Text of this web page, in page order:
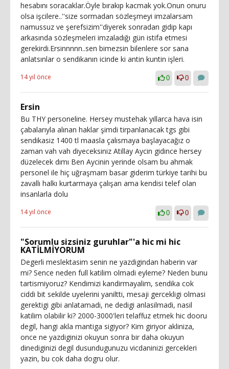
hesabını soracaklar.Öyle bırakıp kacmak yok.Onun onuru
olsa işcilere..''size sormadan sözleşmeyi imzalarsam
namussuz ve şerefsizim''diyerek sonradan gidip kapı
arkasında sözleşmeleri imzaladığı gün istifa etmesi
gerekirdi.Ersinnnnn..sen bimezsin bilenlere sor sana
anlatsınlar o sendikanın icinde ki antin kuntin işleri.
14 yıl önce 0 0
Ersin
Bu THY personeline. Hersey mustehak yıllarca hava isin
çabalarıyla alınan haklar şimdi tirpanlanacak tgs gibi
sendikasiz 1400 tl maasla çalısmaya başlayacağız o
zaman vah vah diyeceksiniz Atillay Aycin gidince hersey
düzelecek dımı Ben Aycinin yerinde olsam bu ahmak
personel ile hiç uğraşmam basar giderim türkiye tarihi bu
zavallı halkı kurtarmaya çalışan ama kendisi telef olan
insanlarla dolu
14 yıl önce 0 0
"Sorumlu sizsiniz guruhlar"'a hic mi hic
KATİLMİYORUM
Degerli meslektasim senin ne yazdigindan haberin var
mi? Sence neden full katilim olmadi eyleme? Neden bunu
tartismiyoruz? Kendimizi kandirmayalim, sendika cok
ciddi bit sekilde uyelerini yaniltti, mesaji gercekligi olmasi
gerektigi gibi anlatamadi, ne dedigi anlasilmadi, nasil
katilim olabilir ki? 2000-3000'leri telaffuz etmek hic dooru
degil, hangi akla mantiga sigiyor? Kim giriyor akliniza,
once ne yazdiginizi okuyun sonra bir daha okuyun
dinediginizi degil dusundugunuzu vicdaninizi gercekleri
yazin, bu cok daha dogru olur.